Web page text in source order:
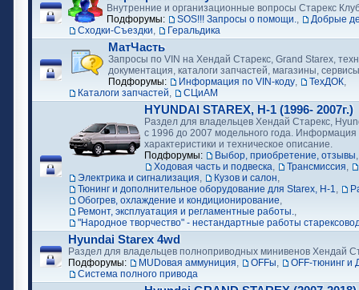
Внутренние и организационные вопросы Старекс
Подфорумы:
SOS!!! Запросы о помощи.,
Добрые
Сходки-Съездки, Геральдика
МатЧасть
Запросы по VIN на Хендай Старекс, Grand Starex,
документация, каталоги запчастей, магазины, сервисы
Подфорумы:
Информация по VIN-коду, ТехДОК,
Каталоги запчастей, СЦиАМ
HYUNDAI STAREX, H-1 (1996- 2007г.)
Раздел для владельцев Хендай Старекс,
с 1996 до 2007 модельного года. Информация
характеристики и техническое описание.
Подфорумы:
Выбор, приобретение, отзывы
Ходовая часть и подвеска, Трансмиссия,
Электрика и сигнализация, Кузов и салон,
Тюнинг и дополнительное оборудование для Starex, H-1,
Обогрев, охлаждение и кондиционирование,
Ремонт, эксплуатация и регламентные работы.,
"Народное творчество" - нестандартные работы
Hyundai Starex 4wd
Раздел для владельцев полноприводных минивенов Хендай
Подфорумы:
MUDовая аммуниция, OFFы,
OFF-тюнинг и
Cистема полного привода